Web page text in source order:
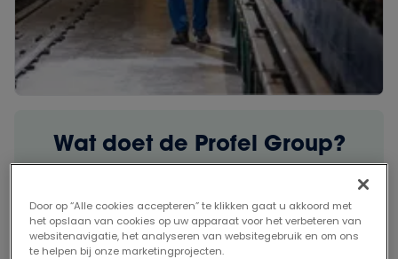
Wat doet de Profel Group?
Als familiebedrijf overkoepelt de Profel Group
een waaier aan productie-eenheden in België
en Nederland. Met meer dan 1300
medewerkers geven we iedere dag opnieuw
Door op “Alle cookies accepteren” te klikken gaat u akkoord met
het opslaan van cookies op uw apparaat voor het verbeteren van
websitenavigatie, het analyseren van websitegebruik en om ons
te helpen bij onze marketingprojecten.